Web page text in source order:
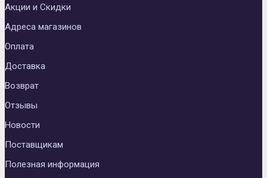
Акции и Скидки
Адреса магазинов
Оплата
Доставка
Возврат
Отзывы
Новости
Поставщикам
Полезная информация